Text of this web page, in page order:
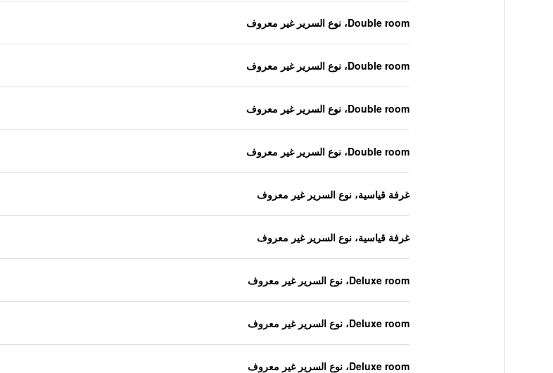
Double room، نوع السرير غير معروف
Double room، نوع السرير غير معروف
Double room، نوع السرير غير معروف
Double room، نوع السرير غير معروف
غرفة قياسية، نوع السرير غير معروف
غرفة قياسية، نوع السرير غير معروف
Deluxe room، نوع السرير غير معروف
Deluxe room، نوع السرير غير معروف
Deluxe room، نوع السرير غير معروف